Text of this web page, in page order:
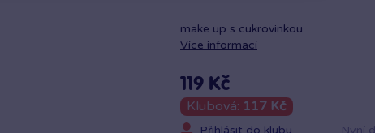
make up s cukrovinkou
Více informací
119 Kč
Klubová: 117 Kč
Přihlásit do klubu Nyní